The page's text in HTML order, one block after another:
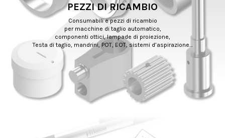
PEZZI DI RICAMBIO
Consumabili e pezzi di ricambio
per macchine di taglio automatico,
componenti ottici, lampade di proiezione,
Testa di taglio, mandrini, POT, EOT, sistemi d’aspirazione…